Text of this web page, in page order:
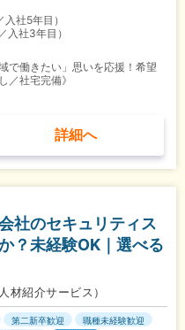
社5年目）
入社3年目）
で働きたい」思いを応援！希望
／社宅完備》
詳細へ
社のセキュリティス
？未経験OK｜選べる
材紹介サービス）
第二新卒歓迎
職種未経験歓迎